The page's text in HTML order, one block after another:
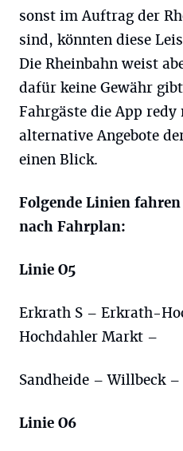
sonst im Auftrag der
sind, könnten diese
Die Rheinbahn weist
dafür keine Gewähr
Fahrgäste die App
alternative Angebote
einen Blick.
Folgende Linien
nach Fahrplan:
Linie O5
Erkrath S – Erkrath-
Hochdahler Markt –
Sandheide – Willbeck
Linie O6